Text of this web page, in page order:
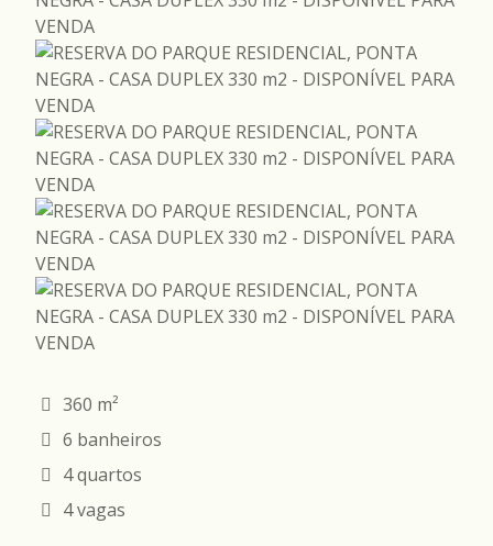
360 m²
6 banheiros
4 quartos
4 vagas